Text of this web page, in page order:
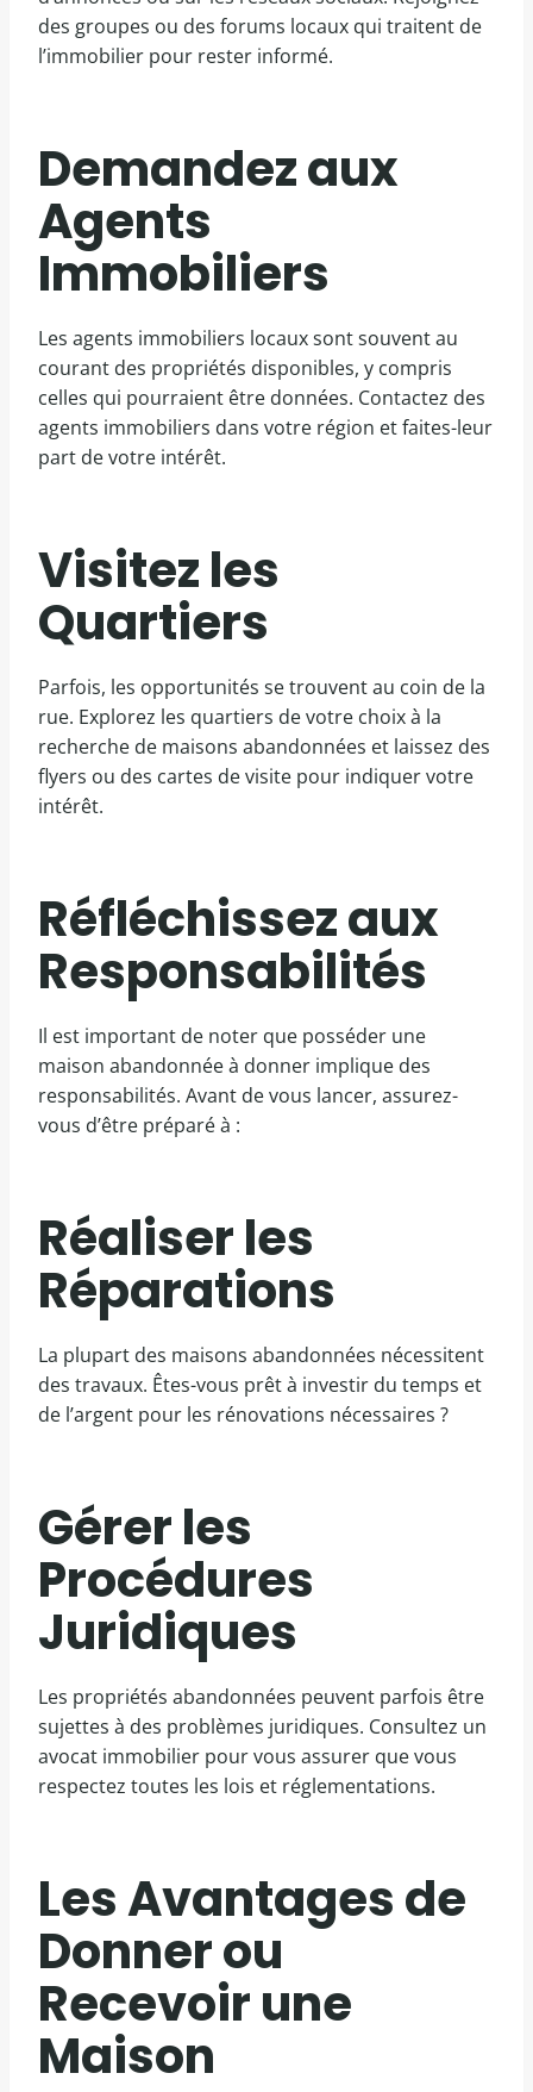
des groupes ou des forums locaux qui traitent de
l’immobilier pour rester informé.
Demandez aux
Agents
Immobiliers
Les agents immobiliers locaux sont souvent au
courant des propriétés disponibles, y compris
celles qui pourraient être données. Contactez des
agents immobiliers dans votre région et faites-leur
part de votre intérêt.
Visitez les
Quartiers
Parfois, les opportunités se trouvent au coin de la
rue. Explorez les quartiers de votre choix à la
recherche de maisons abandonnées et laissez des
flyers ou des cartes de visite pour indiquer votre
intérêt.
Réfléchissez aux
Responsabilités
Il est important de noter que posséder une
maison abandonnée à donner implique des
responsabilités. Avant de vous lancer, assurez-
vous d’être préparé à :
Réaliser les
Réparations
La plupart des maisons abandonnées nécessitent
des travaux. Êtes-vous prêt à investir du temps et
de l’argent pour les rénovations nécessaires ?
Gérer les
Procédures
Juridiques
Les propriétés abandonnées peuvent parfois être
sujettes à des problèmes juridiques. Consultez un
avocat immobilier pour vous assurer que vous
respectez toutes les lois et réglementations.
Les Avantages de
Donner ou
Recevoir une
Maison